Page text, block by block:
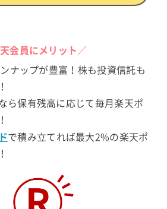
会員にメリット／
ナップが豊富！株も投資信託も
ら保有残高に応じて毎月楽天ポ
で積み立てれば最大2%の楽天ポ